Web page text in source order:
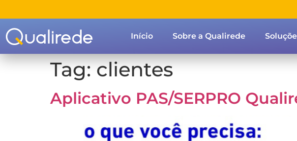
Início Sobre a Qualirede
Tag:clientes
Aplicativo PAS/SERPRO